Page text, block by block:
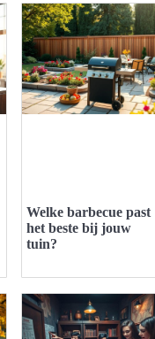
Welke barbecue past
het beste bij jouw
tuin?